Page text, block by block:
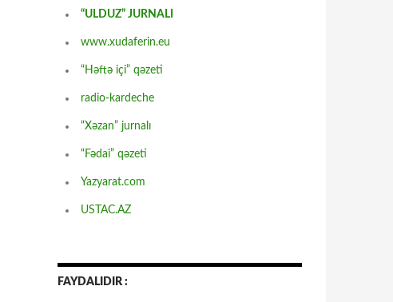
“ULDUZ” JURNALI
www.xudaferin.eu
“Həftə içi” qəzeti
radio-kardeche
“Xəzan” jurnalı
“Fədai” qəzeti
Yazyarat.com
USTAC.AZ
FAYDALIDIR :